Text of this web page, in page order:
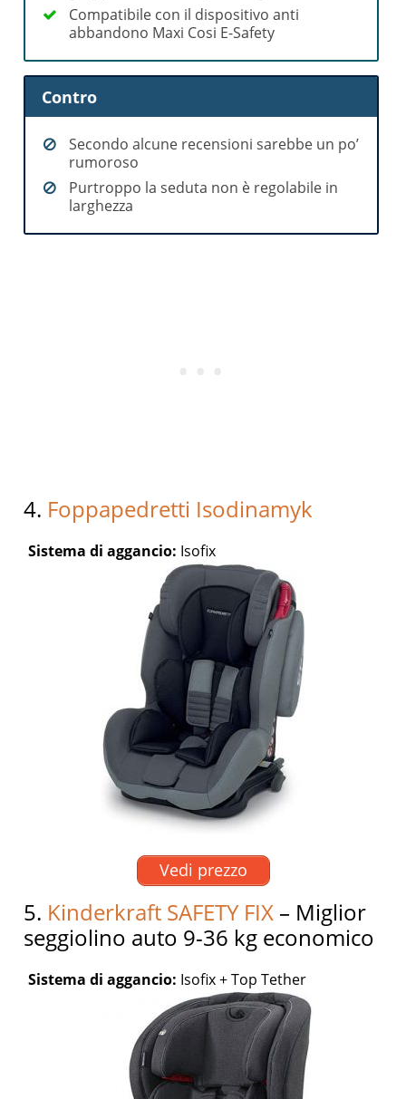
Compatibile con il dispositivo anti
abbandono Maxi Cosi E-Safety
Contro
Secondo alcune recensioni sarebbe un po’
rumoroso
Purtroppo la seduta non è regolabile in
larghezza
4. Foppapedretti Isodinamyk
Sistema di aggancio: Isofix
Vedi prezzo
5. Kinderkraft SAFETY FIX – Miglior
seggiolino auto 9-36 kg economico
Sistema di aggancio: Isofix + Top Tether